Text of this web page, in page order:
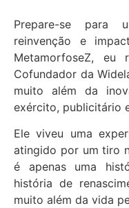
Prepare-se para
reinvenção e
MetamorfoseZ, eu
Cofundador da
muito além da
exército, publicitário
Ele viveu uma
atingido por um tiro
é apenas uma
história de
muito além da vida